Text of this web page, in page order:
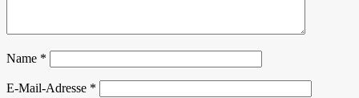
Name *
E-Mail-Adresse *